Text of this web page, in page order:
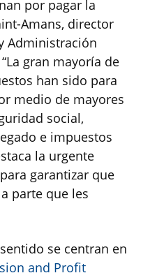
por pagar la
Amans, director
Administración
gran mayoría de
han sido para
medio de mayores
social,
e impuestos
la urgente
garantizar que
parte que les
se centran en
and Profit